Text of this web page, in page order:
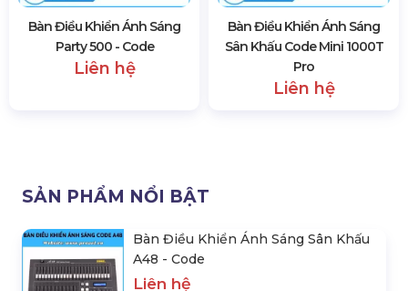
Bàn Điều Khiển Ánh Sáng
Party 500 - Code
Liên hệ
Bàn Điều Khiển Ánh Sáng
Sân Khấu Code Mini 1000T